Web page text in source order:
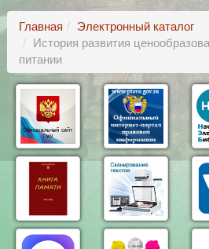
Главная
Электронный каталог
История развития
питании